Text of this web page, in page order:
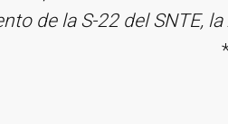
de la S-22 del SNTE,